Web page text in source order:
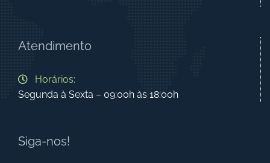
Atendimento
Horários:
Segunda à Sexta – 09:00h às 18:00h
Siga-nos!